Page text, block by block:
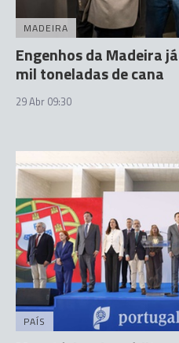
MADEIRA
Engenhos da Madeira
mil toneladas de cana
29 Abr 09:30
PAÍS